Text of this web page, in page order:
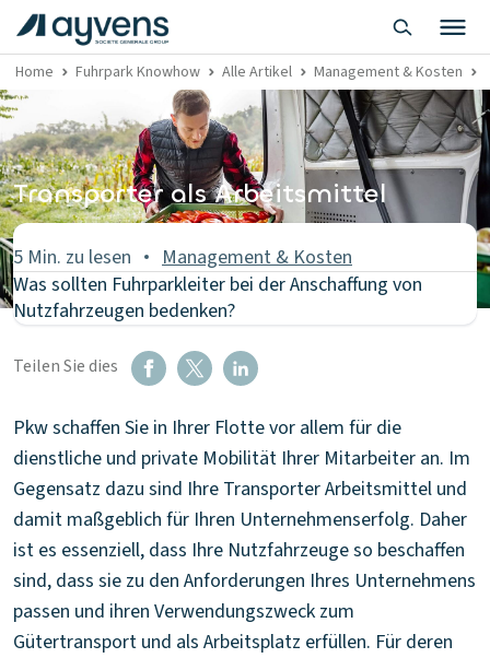
Home Fuhrpark Knowhow Alle Artikel Management & Kosten
Transporter als Arbeitsmittel
5 Min. zu lesen
Management & Kosten
Was sollten Fuhrparkleiter bei der Anschaffung von
Nutzfahrzeugen bedenken?
Teilen Sie dies
Pkw schaffen Sie in Ihrer Flotte vor allem für die
dienstliche und private Mobilität Ihrer Mitarbeiter an. Im
Gegensatz dazu sind Ihre Transporter Arbeitsmittel und
damit maßgeblich für Ihren Unternehmenserfolg. Daher
ist es essenziell, dass Ihre Nutzfahrzeuge so beschaffen
sind, dass sie zu den Anforderungen Ihres Unternehmens
passen und ihren Verwendungszweck zum
Gütertransport und als Arbeitsplatz erfüllen. Für deren